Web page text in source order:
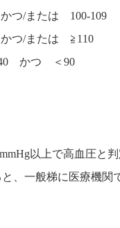
つ/または 100-109
つ/または ≧110
かつ ＜90
以上で高血圧と判
、一般梯に医療機関